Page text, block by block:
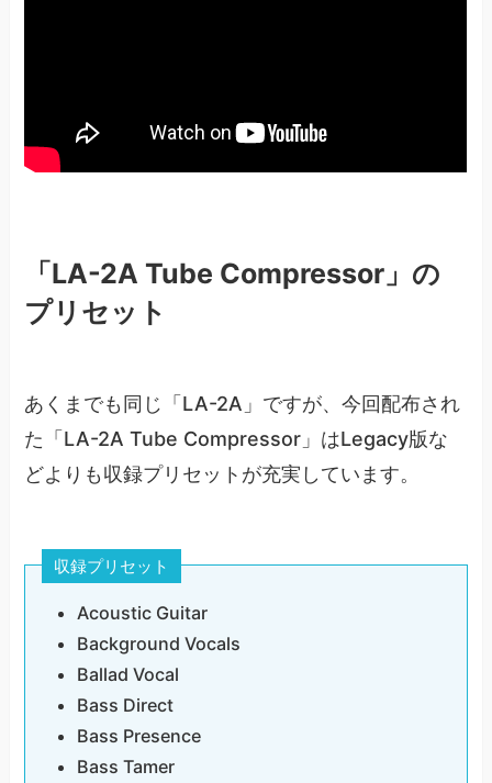
「LA-2A Tube Compressor」の
プリセット
あくまでも同じ「LA-2A」ですが、今回配布され
た「LA-2A Tube Compressor」はLegacy版な
どよりも収録プリセットが充実しています。
収録プリセット
Acoustic Guitar
Background Vocals
Ballad Vocal
Bass Direct
Bass Presence
Bass Tamer